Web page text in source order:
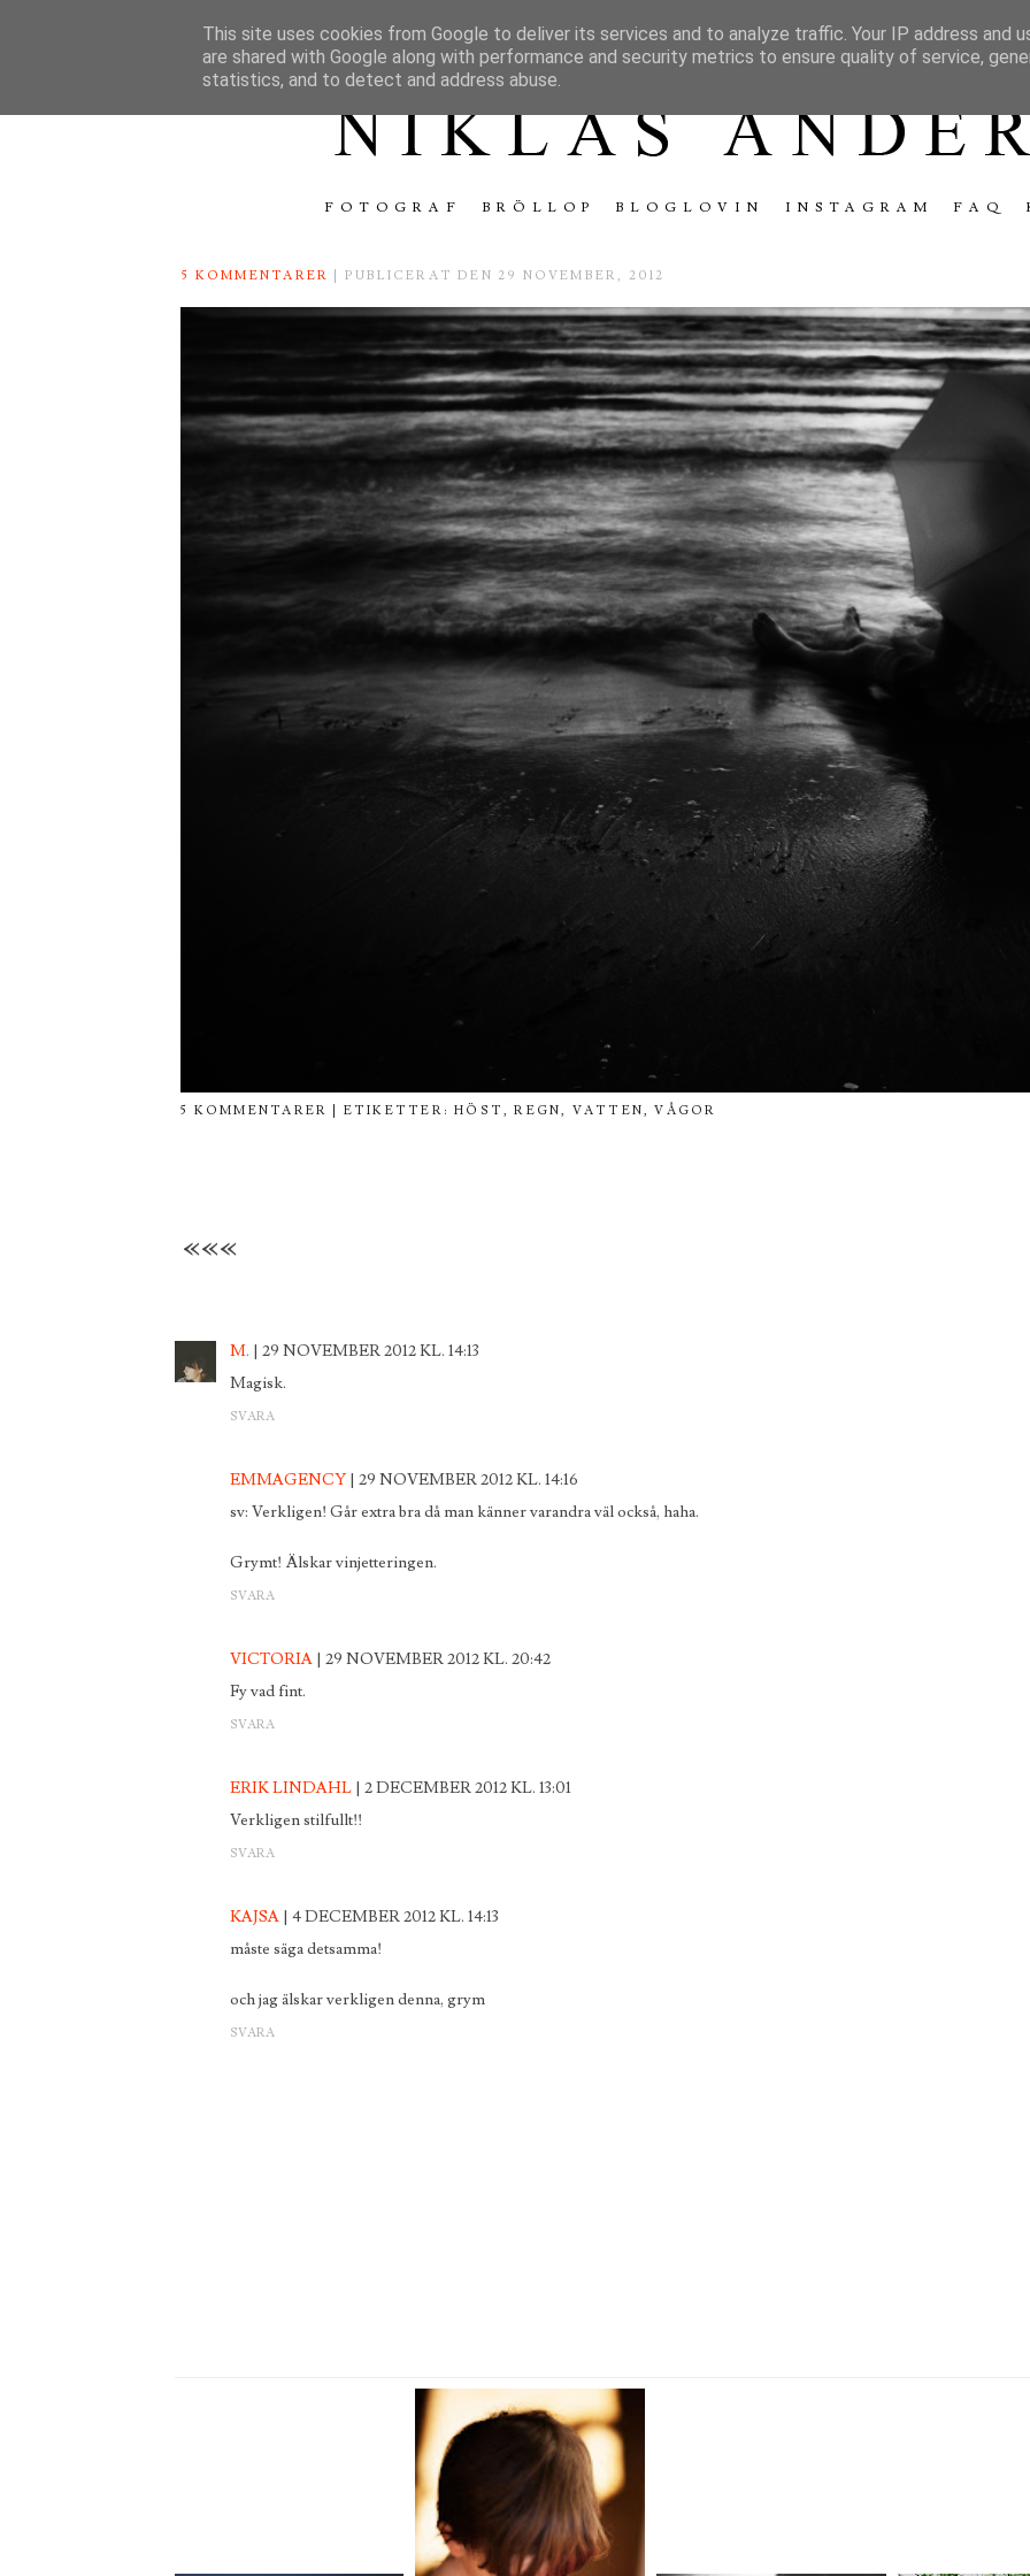
FOTOGRAF BRÖLLOP BLOGLOVIN INSTAGRAM FAQ
5 KOMMENTARER | PUBLICERAT DEN 29 NOVEMBER, 2012
5 KOMMENTARER | ETIKETTER:HÖST ,REGN, VATTEN,VÅGOR
«««
M.
29 NOVEMBER 2012 KL. 14:13
Magisk.
SVARA
EMMAGENCY
29 NOVEMBER 2012 KL. 14:16
sv: Verkligen! Går extra bra då man känner varandra väl också, haha.
Grymt! Älskar vinjetteringen.
SVARA
VICTORIA
29 NOVEMBER 2012 KL. 20:42
Fy vad fint.
SVARA
ERIK LINDAHL
2 DECEMBER 2012 KL. 13:01
Verkligen stilfullt!!
SVARA
KAJSA
4 DECEMBER 2012 KL. 14:13
måste säga detsamma!
och jag älskar verkligen denna, grym
SVARA
This site uses cookies from Google to deliver its services and to analyze traffic. Your IP address and
are shared with Google along with performance and security metrics to ensure quality of service,
statistics, and to detect and address abuse.